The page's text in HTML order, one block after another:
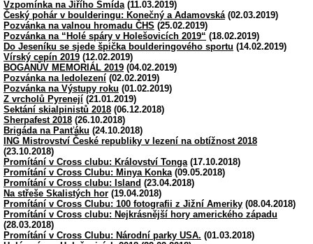
Vzpomínka na Jiřího Šmída (11.03.2019)
Český pohár v boulderingu: Konečný a Adamovská (02.03.2019)
Pozvánka na valnou hromadu ČHS (25.02.2019)
Pozvánka na “Holé spáry v Holešovicích 2019“ (18.02.2019)
Do Jeseníku se sjede špička boulderingového sportu (14.02.2019)
Vírský cepín 2019 (12.02.2019)
BOGANŮV MEMORIÁL 2019 (04.02.2019)
Pozvánka na ledolezení (02.02.2019)
Pozvánka na Výstupy roku (01.02.2019)
Z vrcholů Pyrenejí (21.01.2019)
Sektání skialpinistů 2018 (06.12.2018)
Sherpafest 2018 (26.10.2018)
Brigáda na Panťáku (24.10.2018)
ING Mistrovství České republiky v lezení na obtížnost 2018
(23.10.2018)
Promítání v Cross clubu: Království Tonga (17.10.2018)
Promítání v Cross Clubu: Minya Konka (09.05.2018)
Promítání v Cross clubu: Island (23.04.2018)
Na střeše Skalistých hor (19.04.2018)
Promítání v Cross Clubu: 100 fotografii z Jižní Ameriky (08.04.2018)
Promítání v Cross clubu: Nejkrásnější hory amerického západu
(28.03.2018)
Promítání v Cross Clubu: Národní parky USA. (01.03.2018)